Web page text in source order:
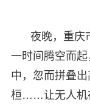
夜晚，重庆
一时间腾空而
中，忽而拼叠
桓……让无人机